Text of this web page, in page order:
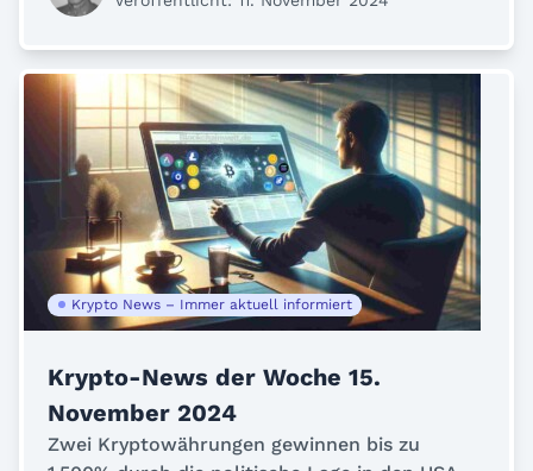
Krypto News – Immer aktuell informiert
Krypto-News der Woche 15.
November 2024
Zwei Kryptowährungen gewinnen bis zu